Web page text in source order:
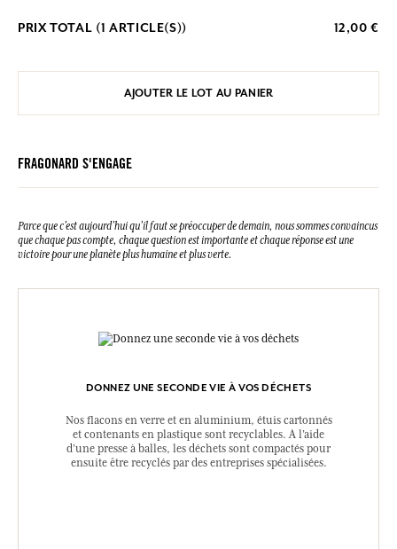
PRIX TOTAL (1 ARTICLE(S)) 12,00 €
AJOUTER LE LOT AU PANIER
FRAGONARD S'ENGAGE
Parce que c’est aujourd’hui qu’il faut se préoccuper de demain, nous sommes convaincus
que chaque pas compte, chaque question est importante et chaque réponse est une
victoire pour une planète plus humaine et plus verte.
DONNEZ UNE SECONDE VIE À VOS DÉCHETS
Nos flacons en verre et en aluminium, étuis cartonnés
et contenants en plastique sont recyclables. A l’aide
d’une presse à balles, les déchets sont compactés pour
ensuite être recyclés par des entreprises spécialisées.